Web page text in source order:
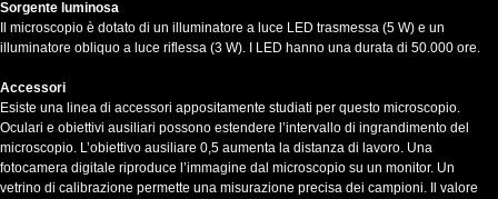
Sorgente luminosa
Il microscopio è dotato di un illuminatore a luce LED trasmessa (5 W) e un
illuminatore obliquo a luce riflessa (3 W). I LED hanno una durata di 50.000 ore.
Accessori
Esiste una linea di accessori appositamente studiati per questo microscopio.
Oculari e obiettivi ausiliari possono estendere l’intervallo di ingrandimento del
microscopio. L’obiettivo ausiliare 0,5 aumenta la distanza di lavoro. Una
fotocamera digitale riproduce l’immagine dal microscopio su un monitor. Un
vetrino di calibrazione permette una misurazione precisa dei campioni. Il valore